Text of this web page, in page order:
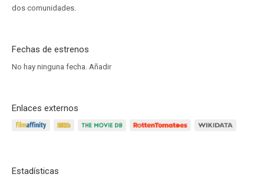
dos comunidades.
Fechas de estrenos
No hay ninguna fecha. Añadir
Enlaces externos
Estadísticas